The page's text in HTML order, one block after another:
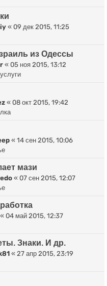
« 09 дек 2015, 11:25
из Одессы
« 05 ноя 2015, 13:12
« 08 окт 2015, 19:42
« 14 сен 2015, 10:06
мази
« 07 сен 2015, 12:07
« 04 май 2015, 12:37
Знаки. И др.
« 27 апр 2015, 23:19